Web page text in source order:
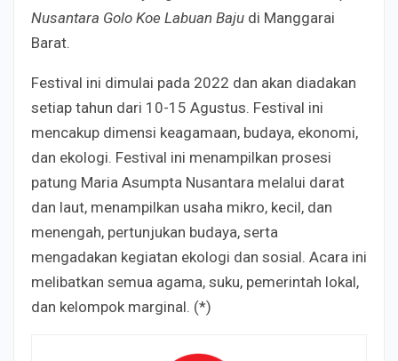
Nusantara Golo Koe Labuan Baju di Manggarai
Barat.
Festival ini dimulai pada 2022 dan akan diadakan
setiap tahun dari 10-15 Agustus. Festival ini
mencakup dimensi keagamaan, budaya, ekonomi,
dan ekologi. Festival ini menampilkan prosesi
patung Maria Asumpta Nusantara melalui darat
dan laut, menampilkan usaha mikro, kecil, dan
menengah, pertunjukan budaya, serta
mengadakan kegiatan ekologi dan sosial. Acara ini
melibatkan semua agama, suku, pemerintah lokal,
dan kelompok marginal. (*)